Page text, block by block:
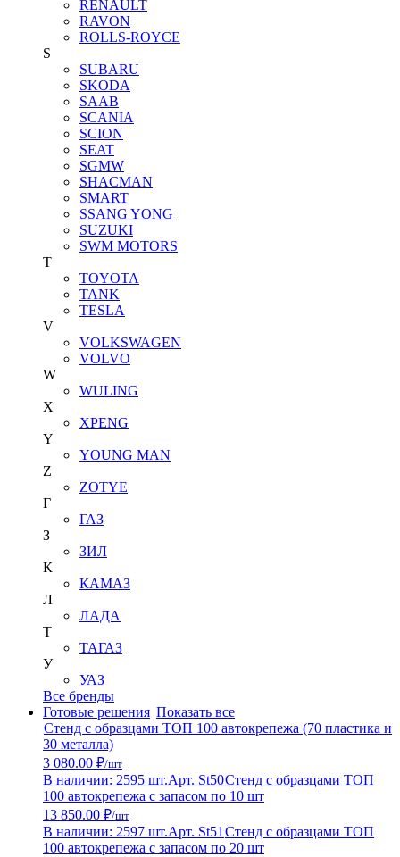
RENAULT
RAVON
ROLLS-ROYCE
S
SUBARU
SKODA
SAAB
SCANIA
SCION
SEAT
SGMW
SHACMAN
SMART
SSANG YONG
SUZUKI
SWM MOTORS
T
TOYOTA
TANK
TESLA
V
VOLKSWAGEN
VOLVO
W
WULING
X
XPENG
Y
YOUNG MAN
Z
ZOTYE
Г
ГАЗ
З
ЗИЛ
К
КАМАЗ
Л
ЛАДА
Т
ТАГАЗ
У
УАЗ
Все бренды
Готовые решения Показать все
Стенд с образцами ТОП 100 автокрепежа (70 пластика и
30 металла)
3 080.00 ₽/шт
В наличии: 2595 шт.Арт. St50Стенд с образцами ТОП
100 автокрепежа с запасом по 10 шт
13 850.00 ₽/шт
В наличии: 2597 шт.Арт. St51 Стенд с образцами ТОП
100 автокрепежа с запасом по 20 шт